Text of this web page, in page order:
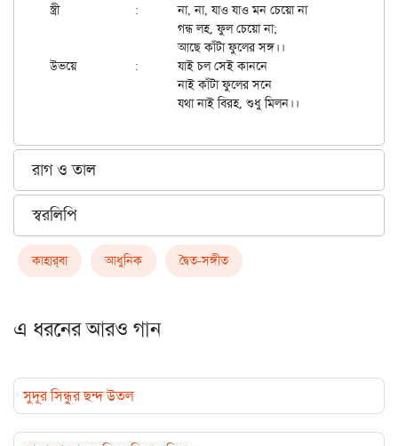
স্ত্রী		:	না, না, যাও যাও মন চেয়ো না
			আছে কাঁটা ফুলের সঙ্গ।।
উভয়ে		:	যাই চল সেই কাননে
			নাই কাঁটা ফুলের সনে
রাগ ও তাল
স্বরলিপি
কাহার্‌বা আধুনিক দ্বৈত-সঙ্গীত
এ ধরনের আরও গান
সুদূর সিন্ধুর ছন্দ উতল